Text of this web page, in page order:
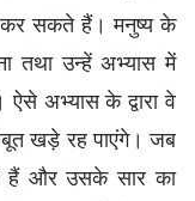
कर सकते हैं। मनुष्य के
तथा उन्हें अभ्यास में
अभ्यास के द्वारा वे
खड़े रह पाएंगे। जब
हैं और उसके सार का